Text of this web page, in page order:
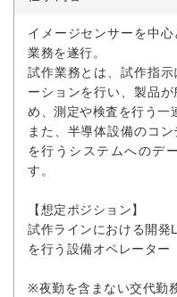
イメージセンサーを中
業務を遂行。
試作業務とは、試作指
ーションを行い、製品
め、測定や検査を行う一
また、半導体設備のコ
を行うシステムへのデ
す。
【想定ポジション】
試作ラインにおける開発
を行う設備オペレーター
※夜勤を含まない交代勤